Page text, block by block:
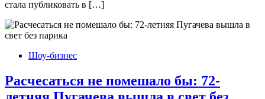
стала публиковать в […]
Шоу-бизнес
Расчесаться не помешало бы: 72-